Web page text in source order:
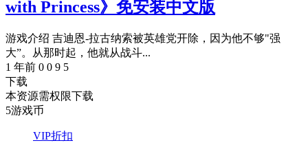
with Princess》免安装中文版
游戏介绍 吉迪恩-拉古纳索被英雄党开除，因为他不够"强
大”。从那时起，他就从战斗...
1 年前 0 0 9 5
下载
本资源需权限下载
5游戏币
VIP折扣